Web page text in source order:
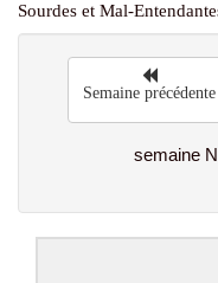
Sourdes et Mal-
Semaine précédente
semaine